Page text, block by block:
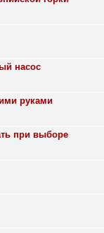
насос
руками
при выборе